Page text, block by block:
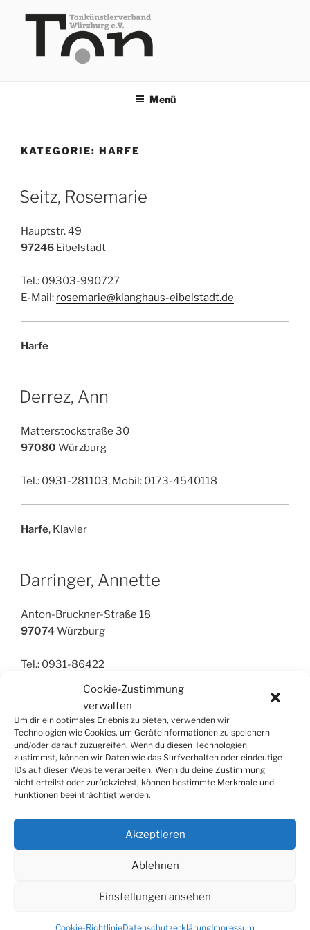
Cookie-Zustimmung
verwalten
Um dir ein optimales Erlebnis zu bieten, verwenden wir
Technologien wie Cookies, um Geräteinformationen zu speichern
und/oder darauf zuzugreifen. Wenn du diesen Technologien
zustimmst, können wir Daten wie das Surfverhalten oder eindeutige
IDs auf dieser Website verarbeiten. Wenn du deine Zustimmung
nicht erteilst oder zurückziehst, können bestimmte Merkmale und
Funktionen beeinträchtigt werden.
Akzeptieren
Ablehnen
Einstellungen ansehen
Cookie-RichtlinieDatenschutzerklärungImpressum
Inhalt
Menü
KATEGORIE: HARFE
Seitz, Rosemarie
Hauptstr. 49
97246 Eibelstadt
Tel.: 09303-990727
E-Mail: rosemarie@klanghaus-eibelstadt.de
Harfe
Derrez, Ann
Matterstockstraße 30
97080 Würzburg
Tel.: 0931-281103, Mobil: 0173-4540118
Harfe, Klavier
Darringer, Annette
Anton-Bruckner-Straße 18
97074Würzburg
Tel.: 0931-86422
SUCHE